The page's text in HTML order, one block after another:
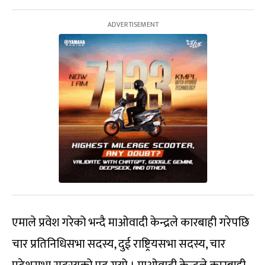
एमाले प्रवेश गरेको भन्दै माओवादी केन्द्रले कारबाही गरेपछि
चार प्रतिनिधिसभा सदस्य, दुई राष्ट्रियसभा सदस्य, चार